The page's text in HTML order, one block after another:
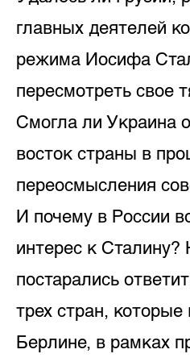
главных деятелей
режима Иосифа
пересмотреть свое
Смогла ли Украина
восток страны в
переосмысления
И почему в России
интерес к Сталину?
постарались
трех стран, которые
Берлине, в рамках